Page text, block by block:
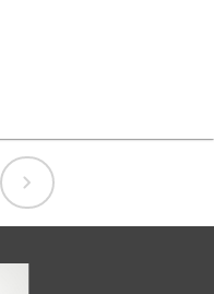
chevron_right